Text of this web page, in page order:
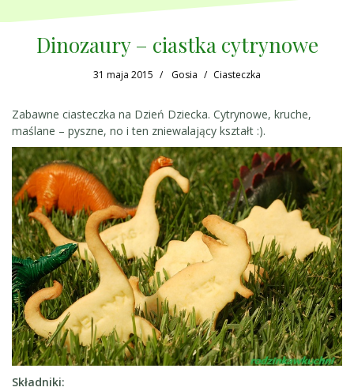
Dinozaury – ciastka cytrynowe
31 maja 2015 Gosia Ciasteczka
Zabawne ciasteczka na Dzień Dziecka. Cytrynowe, kruche,
maślane – pyszne, no i ten zniewalający kształt :).
Składniki: